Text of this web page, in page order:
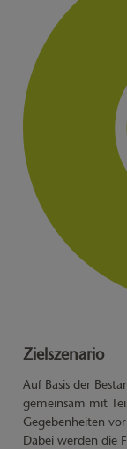
Zielszenario
Auf Basis der
gemeinsam mit
Gegebenheiten
Dabei werden die